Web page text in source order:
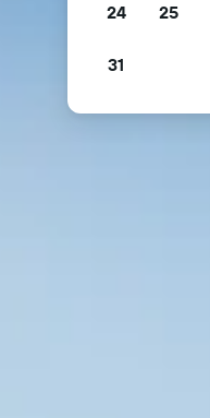
24 25
31